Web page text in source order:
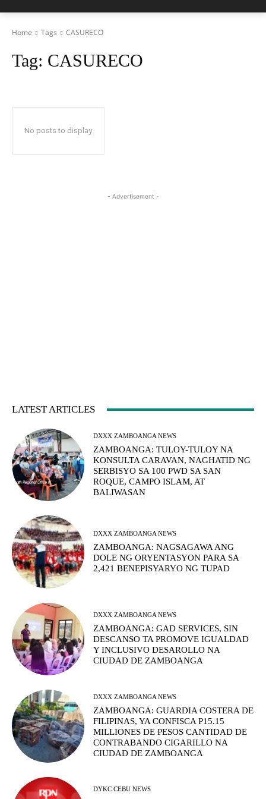
Home Tags CASURECO
Tag: CASURECO
No posts to display
- Advertisement -
LATEST ARTICLES
DXXX ZAMBOANGA NEWS
ZAMBOANGA: TULOY-TULOY NA
KONSULTA CARAVAN, NAGHATID NG
SERBISYO SA 100 PWD SA SAN
ROQUE, CAMPO ISLAM, AT
BALIWASAN
DXXX ZAMBOANGA NEWS
ZAMBOANGA: NAGSAGAWA ANG
DOLE NG ORYENTASYON PARA SA
2,421 BENEPISYARYO NG TUPAD
DXXX ZAMBOANGA NEWS
ZAMBOANGA: GAD SERVICES, SIN
DESCANSO TA PROMOVE IGUALDAD
Y INCLUSIVO DESAROLLO NA
CIUDAD DE ZAMBOANGA
DXXX ZAMBOANGA NEWS
ZAMBOANGA: GUARDIA COSTERA DE
FILIPINAS, YA CONFISCA P15.15
MILLIONES DE PESOS CANTIDAD DE
CONTRABANDO CIGARILLO NA
CIUDAD DE ZAMBOANGA
DYKC CEBU NEWS